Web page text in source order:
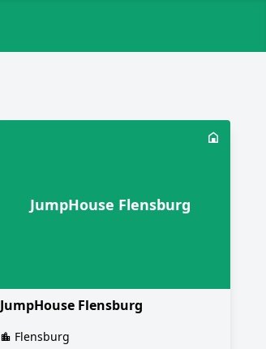
JumpHouse Flensburg
JumpHouse Flensburg
Flensburg